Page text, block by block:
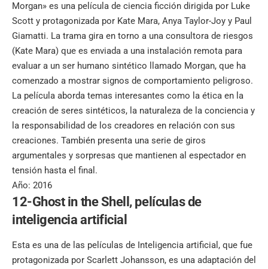
Morgan» es una película de ciencia ficción dirigida por Luke
Scott y protagonizada por Kate Mara, Anya Taylor-Joy y Paul
Giamatti. La trama gira en torno a una consultora de riesgos
(Kate Mara) que es enviada a una instalación remota para
evaluar a un ser humano sintético llamado Morgan, que ha
comenzado a mostrar signos de comportamiento peligroso.
La película aborda temas interesantes como la ética en la
creación de seres sintéticos, la naturaleza de la conciencia y
la responsabilidad de los creadores en relación con sus
creaciones. También presenta una serie de giros
argumentales y sorpresas que mantienen al espectador en
tensión hasta el final.
Año: 2016
12-Ghost in the Shell, películas de
inteligencia artificial
Esta es una de las películas de Inteligencia artificial, que fue
protagonizada por Scarlett Johansson, es una adaptación del